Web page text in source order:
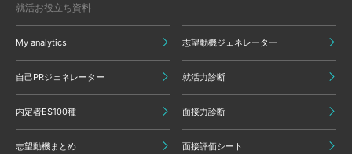
就活お役立ち資料
My analytics 志望動機ジェネレーター
自己PRジェネレーター 就活力診断
内定者ES100種 面接力診断
志望動機まとめ 面接評価シート